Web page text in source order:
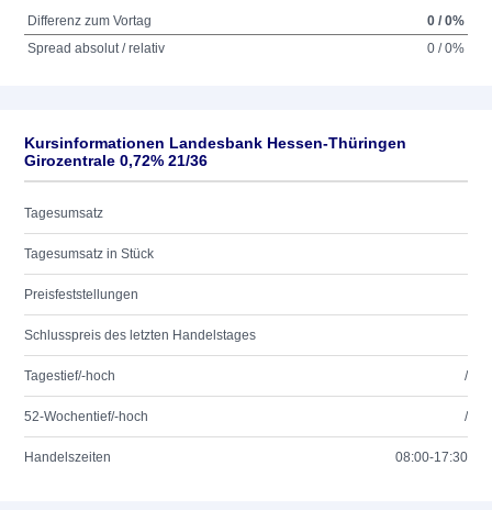
Differenz zum Vortag
0 / 0%
Spread absolut / relativ
0 / 0%
Kursinformationen Landesbank Hessen-Thüringen
Girozentrale 0,72% 21/36
Tagesumsatz
Tagesumsatz in Stück
Preisfeststellungen
Schlusspreis des letzten Handelstages
Tagestief/-hoch /
52-Wochentief/-hoch /
Handelszeiten 08:00-17:30